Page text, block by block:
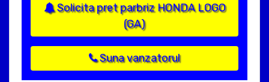
Solicita pret parbriz HONDA LOGO
(GA)
Suna vanzatorul